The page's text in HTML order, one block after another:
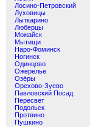
Лосино-Петровский
Луховицы
Лыткарино
Люберцы
Можайск
Мытищи
Наро-Фоминск
Ногинск
Одинцово
Ожерелье
Озёры
Орехово-Зуево
Павловский Посад
Пересвет
Подольск
Протвино
Пушкино